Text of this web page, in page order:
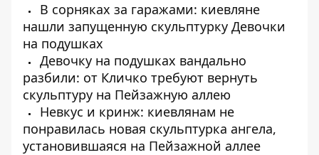
В сорняках за гаражами: киевляне
нашли запущенную скульптурку Девочки
на подушках
Девочку на подушках вандально
разбили: от Кличко требуют вернуть
скульптуру на Пейзажную аллею
Невкус и кринж: киевлянам не
понравилась новая скульптурка ангела,
установившаяся на Пейзажной аллее